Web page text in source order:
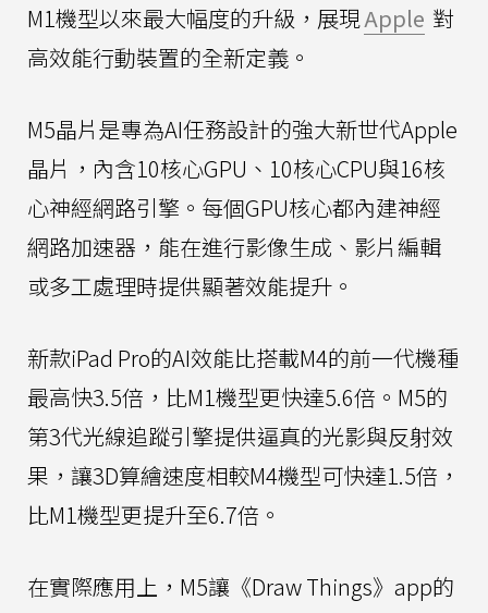
M1機型以來最大幅度的升級，展現Apple 對
高效能行動裝置的全新定義。
M5晶片是專為AI任務設計的強大新世代Apple
晶片，內含10核心GPU、10核心CPU與16核
心神經網路引擎。每個GPU核心都內建神經
網路加速器，能在進行影像生成、影片編輯
或多工處理時提供顯著效能提升。
新款iPad Pro的AI效能比搭載M4的前一代機種
最高快3.5倍，比M1機型更快達5.6倍。M5的
第3代光線追蹤引擎提供逼真的光影與反射效
果，讓3D算繪速度相較M4機型可快達1.5倍，
比M1機型更提升至6.7倍。
在實際應用上，M5讓《Draw Things》app的